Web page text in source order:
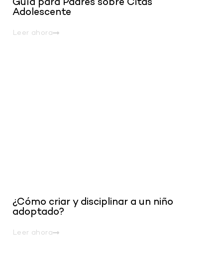
Guía para Padres sobre Citas
Adolescente
Leer ahora
¿Cómo criar y disciplinar a un niño
adoptado?
Leer ahora